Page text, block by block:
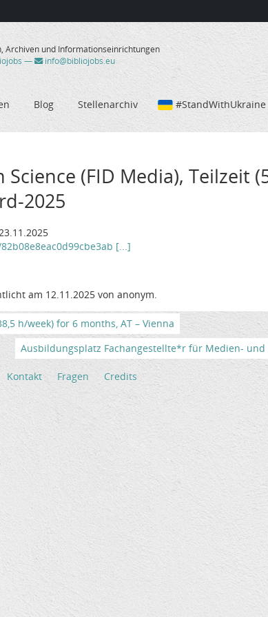
Archiven und Informationseinrichtungen
— info@bibliojobs.eu
Blog Stellenarchiv #StandWithUkraine
(FID Media), Teilzeit
2025
[...]
am 12.11.2025 von anonym.
h/week) for 6 months, AT – Vienna
Ausbildungsplatz Fachangestellte*r für Medien-
Kontakt Fragen Credits